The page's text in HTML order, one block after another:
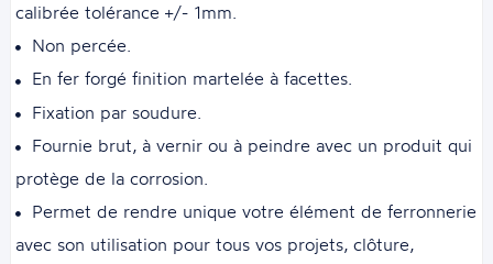
calibrée tolérance +/- 1mm.
Non percée.
En fer forgé finition martelée à facettes.
Fixation par soudure.
Fournie brut, à vernir ou à peindre avec un produit qui
protège de la corrosion.
Permet de rendre unique votre élément de ferronnerie
avec son utilisation pour tous vos projets, clôture,